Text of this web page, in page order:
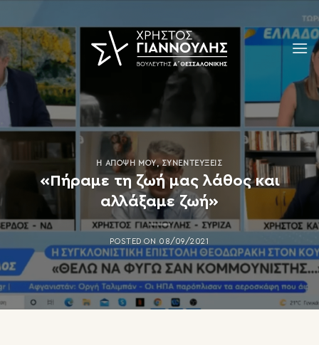
to
content
Η ΆΠΟΨΗ ΜΟΥ,ΣΥΝΕΝΤΕΎΞΕΙΣ
«Πήραμε τη ζωή μας λάθος και
αλλάξαμε ζωή»
POSTED ON 08/09/2021